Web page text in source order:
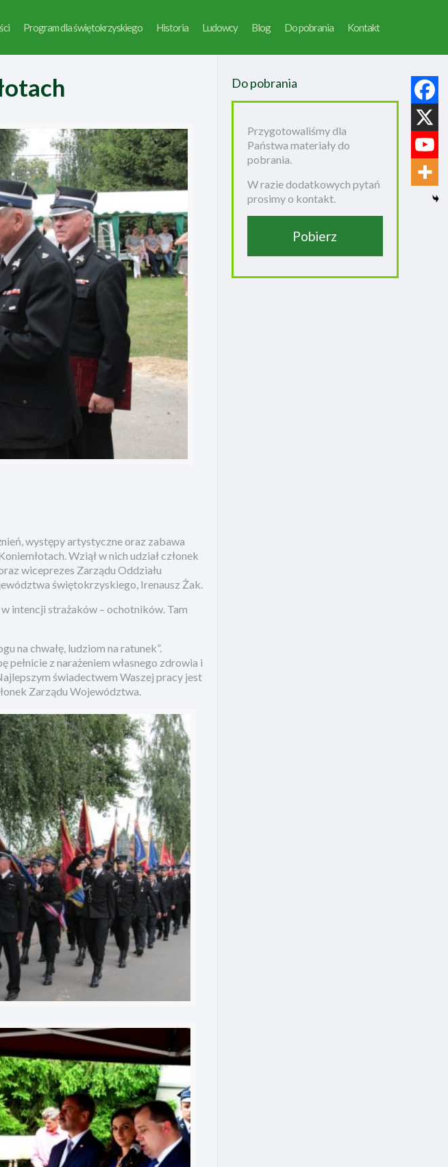
Program dla świętokrzyskiego Historia Ludowcy Blog Do pobrania Kontakt
występy artystyczne oraz zabawa
Wziął w nich udział członek
wiceprezes Zarządu Oddziału
świętokrzyskiego, Irenausz Żak.
intencji strażaków – ochotników. Tam
na chwałę, ludziom na ratunek”.
pełnicie z narażeniem własnego zdrowia i
świadectwem Waszej pracy jest
Zarządu Województwa.
Do pobrania
Przygotowaliśmy dla
Państwa materiały do
pobrania.
W razie dodatkowych pytań
prosimy o kontakt.
Pobierz